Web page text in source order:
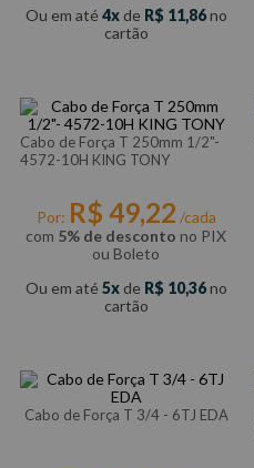
Ou em até 4 de R$ 11,86no
cartão
Cabo de Força T 250mm 1/2"-
4572-10H KING TONY
Por: R$ 49,22 /cada
com 5% de desconto no PIX
ou Boleto
Ou em até 5 de R$ 10,36no
cartão
Cabo de Força T 3/4 - 6TJ EDA